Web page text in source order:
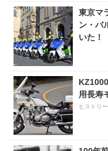
サキ傘下に
東京マ
ン・バ
いた！
用長寿
ヒストリー